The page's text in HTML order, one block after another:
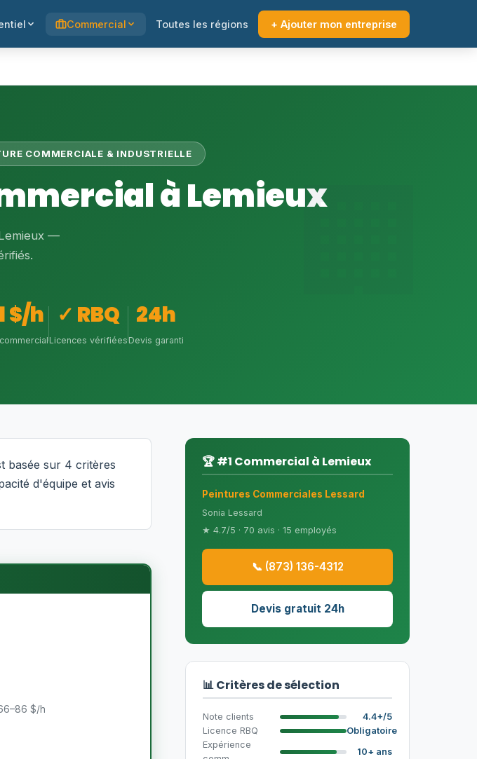
Commercial Toutes les régions + Ajouter mon entreprise
COMMERCIALE & INDUSTRIELLE
à Lemieux
—
$/h ✓ RBQ
Licences vérifiées
24h
Devis garanti
basée sur 4 critères
d'équipe et avis
$/h
🏆 #1 Commercial à Lemieux
Peintures Commerciales Lessard
Sonia Lessard
★ 4.7/5 · 70 avis · 15 employés
📞 (873) 136-4312
Devis gratuit 24h
📊 Critères de sélection
Note clients
4.4+/5
Licence RBQ
Obligatoire
Expérience
10+ ans